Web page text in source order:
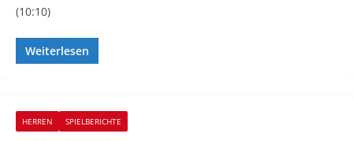
(10:10)
Weiterlesen
HERREN SPIELBERICHTE